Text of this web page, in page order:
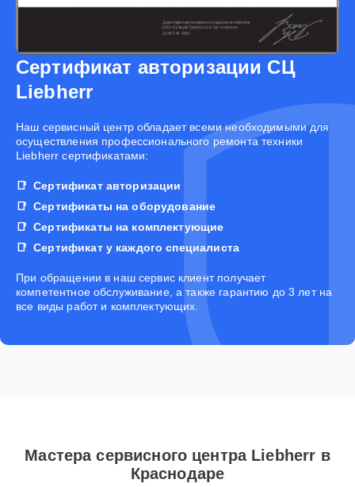
Сертификат авторизации СЦ
Liebherr
Наш сервисный центр обладает всеми необходимыми для
осуществления профессионального ремонта техники
Liebherr сертификатами:
Сертификат авторизации
Сертификаты на оборудование
Сертификаты на комплектующие
Сертификат у каждого специалиста
При обращении в наш сервис клиент получает
компетентное обслуживание, а также гарантию до 3 лет на
все виды работ и комплектующих.
Мастера сервисного центра Liebherr в
Краснодаре